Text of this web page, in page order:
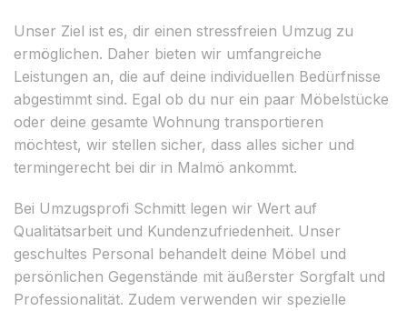
Unser Ziel ist es, dir einen stressfreien Umzug zu
ermöglichen. Daher bieten wir umfangreiche
Leistungen an, die auf deine individuellen Bedürfnisse
abgestimmt sind. Egal ob du nur ein paar Möbelstücke
oder deine gesamte Wohnung transportieren
möchtest, wir stellen sicher, dass alles sicher und
termingerecht bei dir in Malmö ankommt.
Bei Umzugsprofi Schmitt legen wir Wert auf
Qualitätsarbeit und Kundenzufriedenheit. Unser
geschultes Personal behandelt deine Möbel und
persönlichen Gegenstände mit äußerster Sorgfalt und
Professionalität. Zudem verwenden wir spezielle